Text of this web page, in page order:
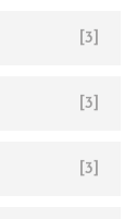
[3]
[3]
[3]